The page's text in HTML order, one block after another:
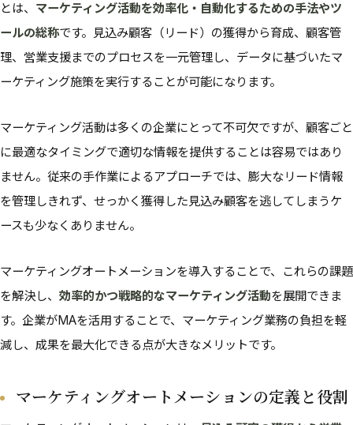
とは、 マーケティング活動を効率化・自動化するための手法やツ
ールの総称です。見込み顧客（リード）の獲得から育成、顧客管
理、営業支援までのプロセスを一元管理し、データに基づいたマ
ーケティング施策を実行することが可能になります。
マーケティング活動は多くの企業にとって不可欠ですが、顧客ごと
に最適なタイミングで適切な情報を提供することは容易ではあり
ません。従来の手作業によるアプローチでは、膨大なリード情報
を管理しきれず、せっかく獲得した見込み顧客を逃してしまうケ
ースも少なくありません。
マーケティングオートメーションを導入することで、これらの課題
を解決し、 効率的かつ戦略的なマーケティング活動を展開できま
す。企業がMAを活用することで、マーケティング業務の負担を軽
減し、成果を最大化できる点が大きなメリットです。
マーケティングオートメーションの定義と役割